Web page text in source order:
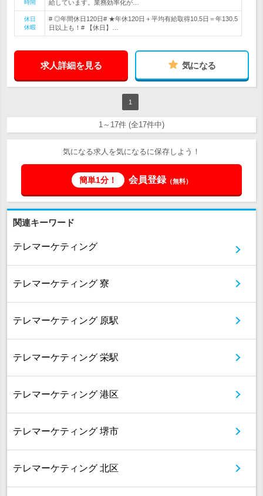
時間
給しています。業務効率化が…
休日
休暇
# ◎年間休日120日# ★年休120日＋平均有給取得10.5日＝年130.5
日以上も！# 【休日】…
求人詳細を見る 気になる
1
1～17件 (全17件中)
気になる求人を気になるに保存しよう！
簡単1分！ 会員登録（無料）
関連キーワード
テレマーケティング
テレマーケティング 寮
テレマーケティング 原駅
テレマーケティング 栄駅
テレマーケティング 港区
テレマーケティング 堺市
テレマーケティング 北区